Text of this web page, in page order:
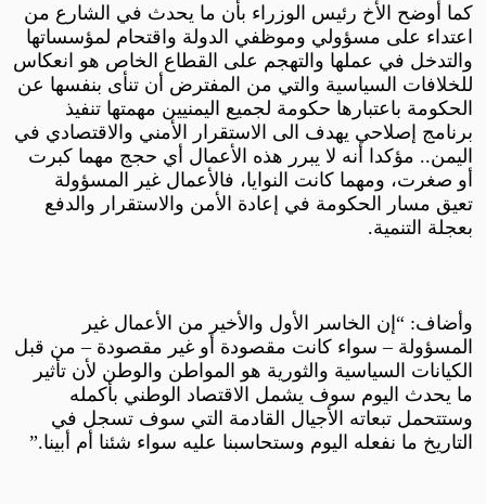
كما أوضح الأخ رئيس الوزراء بأن ما يحدث في الشارع من
اعتداء على مسؤولي وموظفي الدولة واقتحام لمؤسساتها
والتدخل في عملها والتهجم على القطاع الخاص هو انعكاس
للخلافات السياسية والتي من المفترض أن تنأى بنفسها عن
الحكومة باعتبارها حكومة لجميع اليمنيين مهمتها تنفيذ
برنامج إصلاحي يهدف الى الاستقرار الأمني والاقتصادي في
اليمن.. مؤكدا أنه لا يبرر هذه الأعمال أي حجج مهما كبرت
أو صغرت، ومهما كانت النوايا، فالأعمال غير المسؤولة
تعيق مسار الحكومة في إعادة الأمن والاستقرار والدفع
بعجلة التنمية.
وأضاف: “إن الخاسر الأول والأخير من الأعمال غير
المسؤولة – سواء كانت مقصودة أو غير مقصودة – من قبل
الكيانات السياسية والثورية هو المواطن والوطن لأن تأثير
ما يحدث اليوم سوف يشمل الاقتصاد الوطني بأكمله
وستتحمل تبعاته الأجيال القادمة التي سوف تسجل في
التاريخ ما نفعله اليوم وستحاسبنا عليه سواء شئنا أم أبينا.”